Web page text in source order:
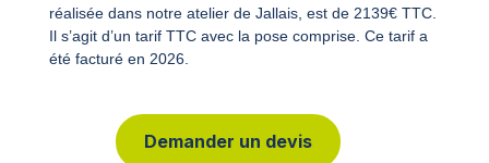
réalisée dans notre atelier de Jallais, est de 2139€ TTC.
Il s’agit d’un tarif TTC avec la pose comprise. Ce tarif a
été facturé en 2026.
Demander un devis